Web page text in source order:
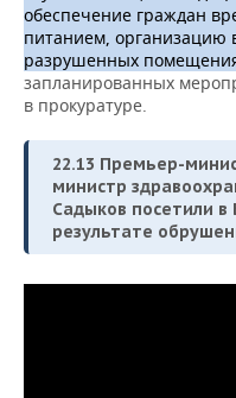
обеспечение граждан
питанием, организацию
разрушенных
запланированных
в прокуратуре.
22.13 Премьер-
министр
Садыков посетили
результате